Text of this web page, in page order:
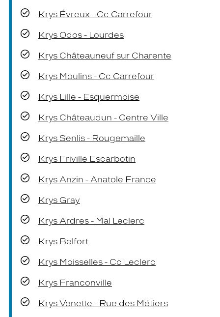
Krys Évreux - Cc Carrefour
Krys Odos - Lourdes
Krys Châteauneuf sur Charente
Krys Moulins - Cc Carrefour
Krys Lille - Esquermoise
Krys Châteaudun - Centre Ville
Krys Senlis - Rougemaille
Krys Friville Escarbotin
Krys Anzin - Anatole France
Krys Gray
Krys Ardres - Mal Leclerc
Krys Belfort
Krys Moisselles - Cc Leclerc
Krys Franconville
Krys Venette - Rue des Métiers